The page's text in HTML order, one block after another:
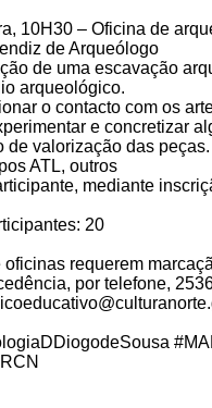
10H30 – Oficina de
de Arqueólogo
de uma escavação
arqueológico.
o contacto com os
e concretizar
de valorização das peças.
ATL, outros
mediante
20
oficinas requerem
por telefone,